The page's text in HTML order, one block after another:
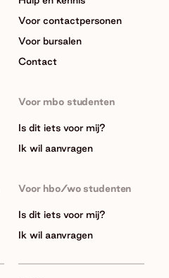
Voor contactpersonen
Voor bursalen
Contact
Voor mbo studenten
Is dit iets voor mij?
Ik wil aanvragen
Voor hbo/wo studenten
Is dit iets voor mij?
Ik wil aanvragen